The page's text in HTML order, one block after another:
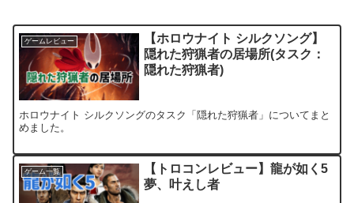
ゲームレビュー
【ホロウナイト シルクソング】
隠れた狩猟者の居場所(タスク：
隠れた狩猟者)
ホロウナイト シルクソングのタスク「隠れた狩猟者」についてまと
めました。
ゲーム一覧
【トロコンレビュー】龍が如く5
夢、叶えし者